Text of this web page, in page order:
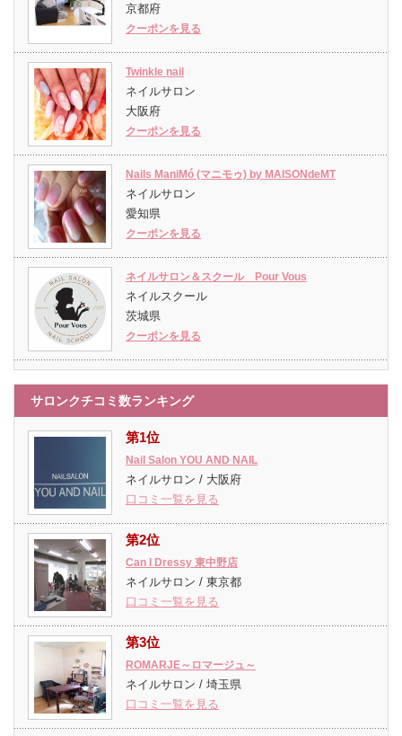
京都府
クーポンを見る
Twinkle nail
ネイルサロン
大阪府
クーポンを見る
Nails ManiMó (マニモゥ) by MAISONdeMT
ネイルサロン
愛知県
クーポンを見る
ネイルサロン＆スクール Pour Vous
ネイルスクール
茨城県
クーポンを見る
サロンクチコミ数ランキング
第1位
Nail Salon YOU AND NAIL
ネイルサロン / 大阪府
口コミ一覧を見る
第2位
Can I Dressy 東中野店
ネイルサロン / 東京都
口コミ一覧を見る
第3位
ROMARJE～ロマージュ～
ネイルサロン / 埼玉県
口コミ一覧を見る